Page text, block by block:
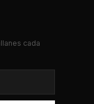
cada